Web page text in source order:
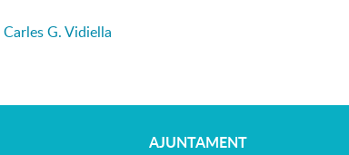
G. Vidiella
AJUNTAMENT